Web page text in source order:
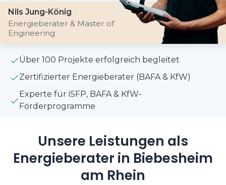
Nils Jung-König
Energieberater & Master of
Engineering
Über 100 Projekte erfolgreich begleitet
Zertifizierter Energieberater (BAFA & KfW)
Experte für iSFP, BAFA & KfW-
Förderprogramme
Unsere Leistungen als
Energieberater in Biebesheim
am Rhein